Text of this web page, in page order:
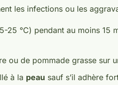
les infections ou les
25 °C) pendant au moins 15
ou de pommade grasse sur
à la peau sauf s’il adhère